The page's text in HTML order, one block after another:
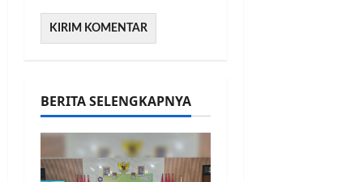
BERITA SELENGKAPNYA